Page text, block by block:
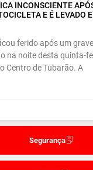
Segurança
INCONSCIENTE
E É LEVADO
ferido após um
na noite desta quinta-
Centro de Tubarão. A